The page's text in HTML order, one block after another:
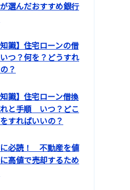
選んだおすすめ銀行
知識】住宅ローンの借
つ？何を？どうすれ
？
知識】住宅ローン借換
と手順 いつ？どこ
すればいいの？
必読！ 不動産を値
高値で売却するため